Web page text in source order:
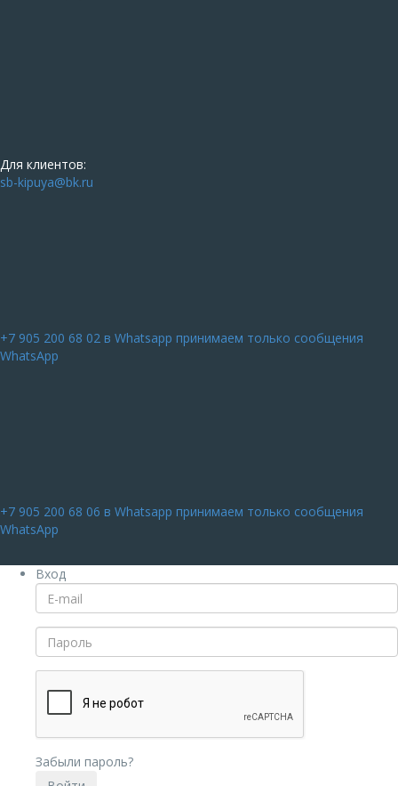
Для клиентов:
sb-kipuya@bk.ru
+7 905 200 68 02 в Whatsapp принимаем только сообщения
WhatsApp
+7 905 200 68 06 в Whatsapp принимаем только сообщения
WhatsApp
Вход
Забыли пароль?